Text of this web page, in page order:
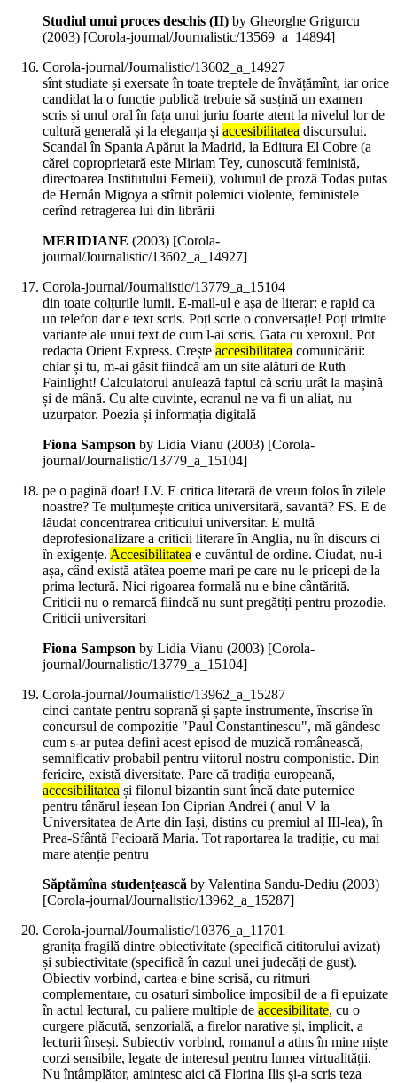
Studiul unui proces deschis (II) by Gheorghe Grigurcu
(2003) [Corola-journal/Journalistic/13569_a_14894]
Corola-journal/Journalistic/13602_a_14927
sînt studiate și exersate în toate treptele de învățămînt, iar orice
candidat la o funcție publică trebuie să susțină un examen
scris și unul oral în fața unui juriu foarte atent la nivelul lor de
cultură generală și la eleganța și accesibilitatea discursului.
Scandal în Spania Apărut la Madrid, la Editura El Cobre (a
cărei coproprietară este Miriam Tey, cunoscută feministă,
directoarea Institutului Femeii), volumul de proză Todas putas
de Hernán Migoya a stîrnit polemici violente, feministele
cerînd retragerea lui din librării
MERIDIANE (2003) [Corola-
journal/Journalistic/13602_a_14927]
Corola-journal/Journalistic/13779_a_15104
din toate colțurile lumii. E-mail-ul e așa de literar: e rapid ca
un telefon dar e text scris. Poți scrie o conversație! Poți trimite
variante ale unui text de cum l-ai scris. Gata cu xeroxul. Pot
redacta Orient Express. Crește accesibilitatea comunicării:
chiar și tu, m-ai găsit fiindcă am un site alături de Ruth
Fainlight! Calculatorul anulează faptul că scriu urât la mașină
și de mână. Cu alte cuvinte, ecranul ne va fi un aliat, nu
uzurpator. Poezia și informația digitală
Fiona Sampson by Lidia Vianu (2003) [Corola-
journal/Journalistic/13779_a_15104]
pe o pagină doar! LV. E critica literară de vreun folos în zilele
noastre? Te mulțumește critica universitară, savantă? FS. E de
lăudat concentrarea criticului universitar. E multă
deprofesionalizare a criticii literare în Anglia, nu în discurs ci
în exigențe. Accesibilitatea e cuvântul de ordine. Ciudat, nu-i
așa, când există atâtea poeme mari pe care nu le pricepi de la
prima lectură. Nici rigoarea formală nu e bine cântărită.
Criticii nu o remarcă fiindcă nu sunt pregătiți pentru prozodie.
Criticii universitari
Fiona Sampson by Lidia Vianu (2003) [Corola-
journal/Journalistic/13779_a_15104]
Corola-journal/Journalistic/13962_a_15287
cinci cantate pentru soprană și șapte instrumente, înscrise în
concursul de compoziție "Paul Constantinescu", mă gândesc
cum s-ar putea defini acest episod de muzică românească,
semnificativ probabil pentru viitorul nostru componistic. Din
fericire, există diversitate. Pare că tradiția europeană,
accesibilitatea și filonul bizantin sunt încă date puternice
pentru tânărul ieșean Ion Ciprian Andrei ( anul V la
Universitatea de Arte din Iași, distins cu premiul al III-lea), în
Prea-Sfântă Fecioară Maria. Tot raportarea la tradiție, cu mai
mare atenție pentru
Săptămîna studențească by Valentina Sandu-Dediu (2003)
[Corola-journal/Journalistic/13962_a_15287]
Corola-journal/Journalistic/10376_a_11701
granița fragilă dintre obiectivitate (specifică cititorului avizat)
și subiectivitate (specifică în cazul unei judecăți de gust).
Obiectiv vorbind, cartea e bine scrisă, cu ritmuri
complementare, cu osaturi simbolice imposibil de a fi epuizate
în actul lectural, cu paliere multiple de accesibilitate, cu o
curgere plăcută, senzorială, a firelor narative și, implicit, a
lecturii înseși. Subiectiv vorbind, romanul a atins în mine niște
corzi sensibile, legate de interesul pentru lumea virtualității.
Nu întâmplător, amintesc aici că Florina Ilis și-a scris teza